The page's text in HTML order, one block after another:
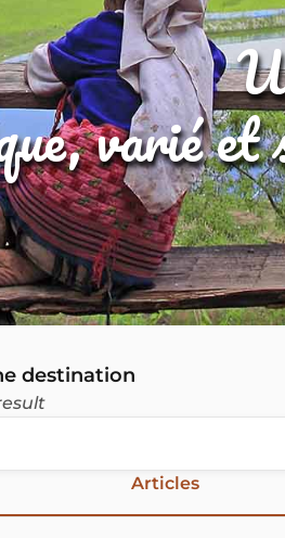
varié et
destination
Articles